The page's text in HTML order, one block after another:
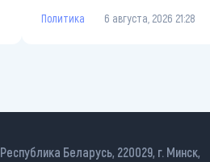
Политика 6 августа, 2026 21:28
Республика Беларусь, 220029, г. Минск,